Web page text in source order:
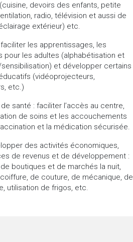
devoirs des enfants, petite
radio, télévision et aussi de
extérieur) etc.
faciliter les apprentissages, les
pour les adultes (alphabétisation et
et développer certains
(vidéoprojecteurs,
etc.)
santé : faciliter l’accès au centre,
de soins et les accouchements
et la médication sécurisée.
des activités économiques,
de revenus et de développement :
boutiques et de marchés la nuit,
de couture, de mécanique, de
utilisation de frigos, etc.